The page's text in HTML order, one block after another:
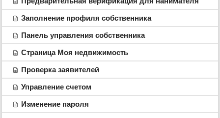
Заполнение профиля собственника
Панель управления собственника
Страница Моя недвижимость
Проверка заявителей
Управление счетом
Изменение пароля